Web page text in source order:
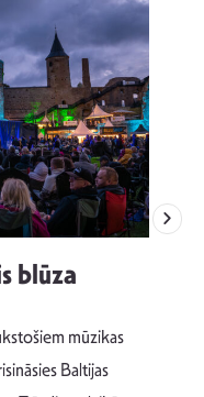
blūza
mūzikas
Baltijas